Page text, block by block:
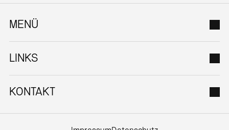
MENÜ
LINKS
KONTAKT